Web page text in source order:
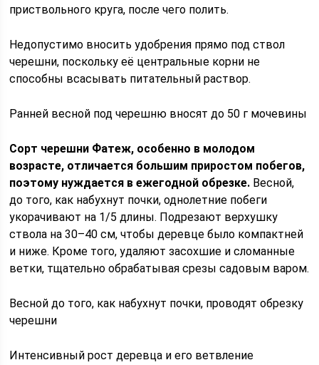
приствольного круга, после чего полить.
Недопустимо вносить удобрения прямо под ствол
черешни, поскольку её центральные корни не
способны всасывать питательный раствор.
Ранней весной под черешню вносят до 50 г мочевины
Сорт черешни Фатеж, особенно в молодом
возрасте, отличается большим приростом побегов,
поэтому нуждается в ежегодной обрезке. Весной,
до того, как набухнут почки, однолетние побеги
укорачивают на 1/5 длины. Подрезают верхушку
ствола на 30–40 см, чтобы деревце было компактней
и ниже. Кроме того, удаляют засохшие и сломанные
ветки, тщательно обрабатывая срезы садовым варом.
Весной до того, как набухнут почки, проводят обрезку
черешни
Интенсивный рост деревца и его ветвление